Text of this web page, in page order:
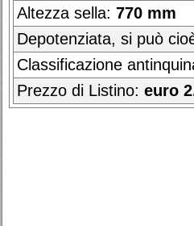
Altezza sella: 770 mm
Depotenziata, si può
Classificazione
Prezzo di Listino: euro